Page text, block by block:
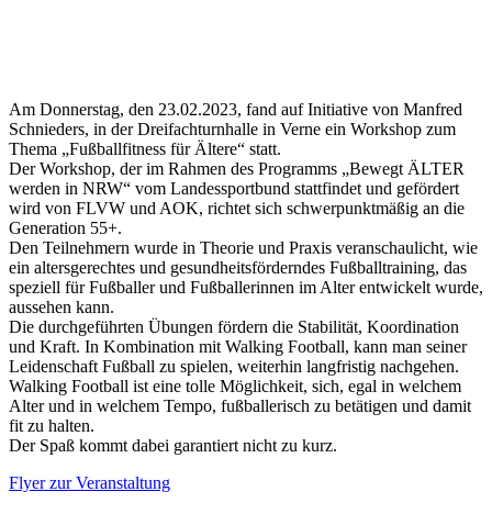
Am Donnerstag, den 23.02.2023, fand auf Initiative von Manfred
Schnieders, in der Dreifachturnhalle in Verne ein Workshop zum
Thema „Fußballfitness für Ältere“ statt.
Der Workshop, der im Rahmen des Programms „Bewegt ÄLTER
werden in NRW“ vom Landessportbund stattfindet und gefördert
wird von FLVW und AOK, richtet sich schwerpunktmäßig an die
Generation 55+.
Den Teilnehmern wurde in Theorie und Praxis veranschaulicht, wie
ein altersgerechtes und gesundheitsförderndes Fußballtraining, das
speziell für Fußballer und Fußballerinnen im Alter entwickelt wurde,
aussehen kann.
Die durchgeführten Übungen fördern die Stabilität, Koordination
und Kraft. In Kombination mit Walking Football, kann man seiner
Leidenschaft Fußball zu spielen, weiterhin langfristig nachgehen.
Walking Football ist eine tolle Möglichkeit, sich, egal in welchem
Alter und in welchem Tempo, fußballerisch zu betätigen und damit
fit zu halten.
Der Spaß kommt dabei garantiert nicht zu kurz.
Flyer zur Veranstaltung